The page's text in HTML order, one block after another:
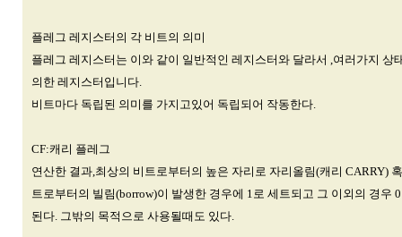
플레그 레지스터의 각 비트의 의미
플레그 레지스터는 이와 같이 일반적인 레지스터와 달라서 ,여러가지 상
의한 레지스터입니다.
비트마다 독립된 의미를 가지고있어 독립되어 작동한다.
CF:캐리 플레그
연산한 결과,최상의 비트로부터의 높은 자리로 자리올림(캐리 CARRY)
트로부터의 빌림(borrow)이 발생한 경우에 1로 세트되고 그 이외의 경우
된다. 그밖의 목적으로 사용될때도 있다.